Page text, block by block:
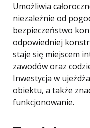
Umożliwia
niezależnie od
bezpieczeństwo
odpowiedniej
staje się miejscem
zawodów oraz
Inwestycja w
obiektu, a także
funkcjonowanie.